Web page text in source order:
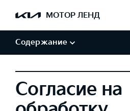
МОТОР ЛЕНД
Содержание
Авторские права и товарные
Согласие на